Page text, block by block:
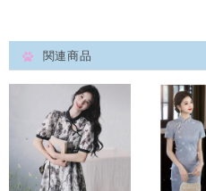
関連商品